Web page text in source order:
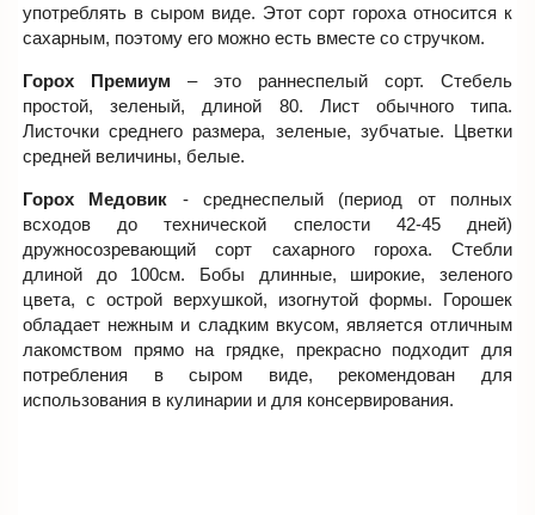
употреблять в сыром виде. Этот сорт гороха относится к
сахарным, поэтому его можно есть вместе со стручком.
Горох Премиум – это раннеспелый сорт. Стебель
простой, зеленый, длиной 80. Лист обычного типа.
Листочки среднего размера, зеленые, зубчатые. Цветки
средней величины, белые.
Горох Медовик - среднеспелый (период от полных
всходов до технической спелости 42-45 дней)
дружносозревающий сорт сахарного гороха. Стебли
длиной до 100см. Бобы длинные, широкие, зеленого
цвета, с острой верхушкой, изогнутой формы. Горошек
обладает нежным и сладким вкусом, является отличным
лакомством прямо на грядке, прекрасно подходит для
потребления в сыром виде, рекомендован для
использования в кулинарии и для консервирования.